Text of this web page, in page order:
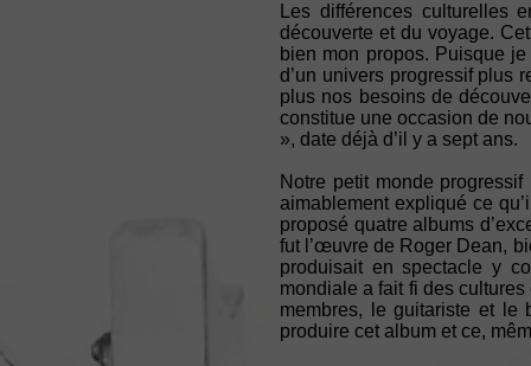
Les différences
découverte et du voyage.
bien mon propos. Puisque
d’un univers progressif plus
plus nos besoins de
constitue une occasion de
», date déjà d’il y a sept ans.
Notre petit monde
aimablement expliqué ce
proposé quatre albums
fut l’œuvre de Roger Dean,
produisait en spectacle y
mondiale a fait fi des
membres, le guitariste et le
produire cet album et ce,